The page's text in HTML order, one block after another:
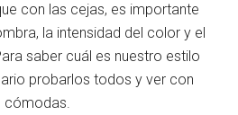
con las cejas, es importante
la intensidad del color y el
saber cuál es nuestro estilo
probarlos todos y ver con
cómodas.